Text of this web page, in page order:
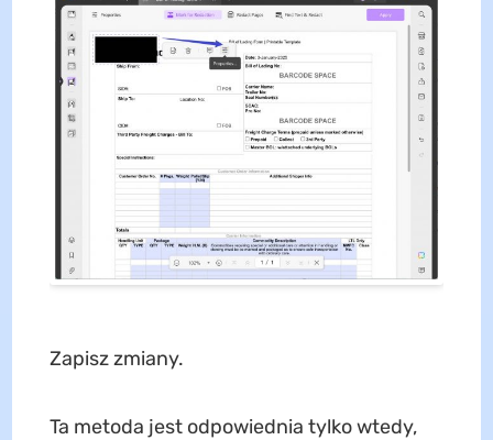
Zapisz zmiany.
Ta metoda jest odpowiednia tylko wtedy,